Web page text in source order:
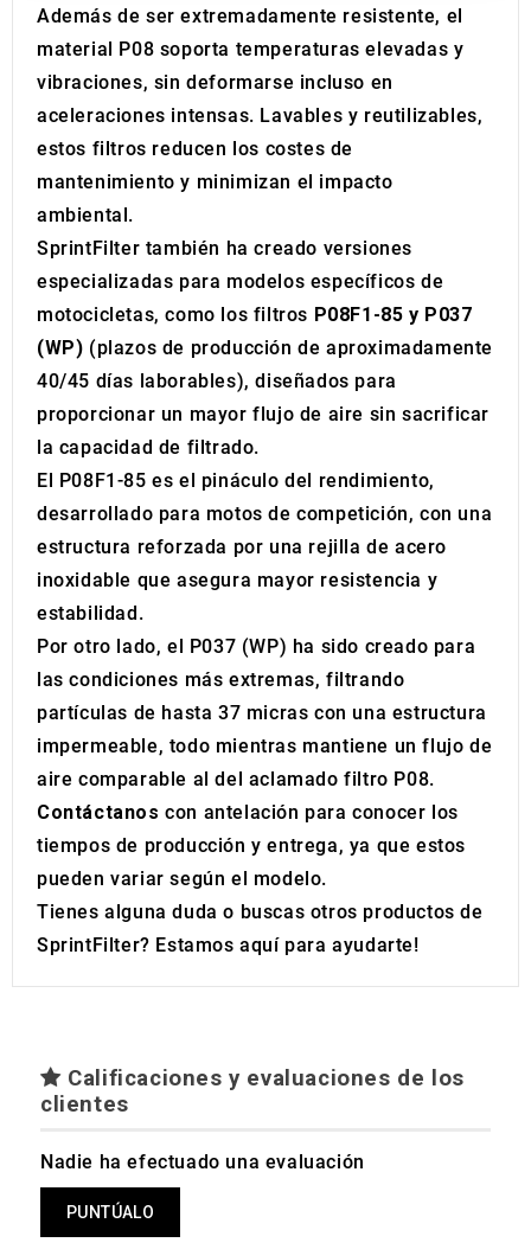
may combine it with other information that you’ve
provided to them or that they’ve collected from your use
of their services.
Además de ser extremadamente resistente, el
material P08 soporta temperaturas elevadas y
vibraciones, sin deformarse incluso en
aceleraciones intensas. Lavables y reutilizables,
estos filtros reducen los costes de
mantenimiento y minimizan el impacto
ambiental.
SprintFilter también ha creado versiones
especializadas para modelos específicos de
motocicletas, como los filtros P08F1-85 y P037
(WP) (plazos de producción de aproximadamente
40/45 días laborables), diseñados para
proporcionar un mayor flujo de aire sin sacrificar
la capacidad de filtrado.
El P08F1-85 es el pináculo del rendimiento,
desarrollado para motos de competición, con una
estructura reforzada por una rejilla de acero
inoxidable que asegura mayor resistencia y
estabilidad.
Por otro lado, el P037 (WP) ha sido creado para
las condiciones más extremas, filtrando
partículas de hasta 37 micras con una estructura
impermeable, todo mientras mantiene un flujo de
aire comparable al del aclamado filtro P08.
Contáctanos con antelación para conocer los
tiempos de producción y entrega, ya que estos
pueden variar según el modelo.
Tienes alguna duda o buscas otros productos de
SprintFilter? Estamos aquí para ayudarte!
Calificaciones y evaluaciones de los
clientes
Nadie ha efectuado una evaluación
PUNTÚALO